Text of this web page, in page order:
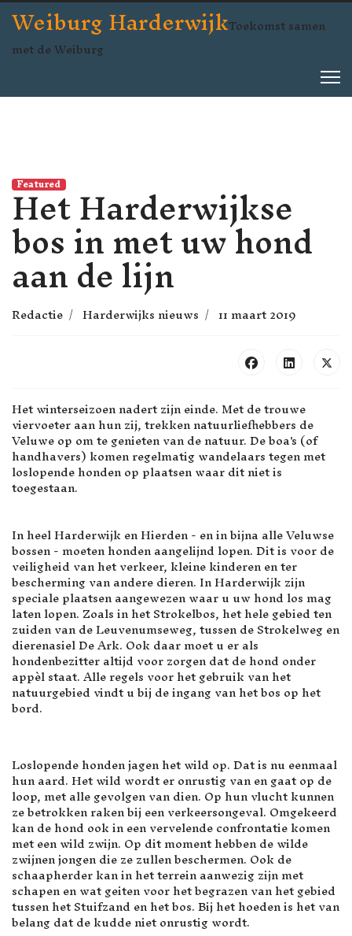
Weiburg HarderwijkToekomst samen
met de Weiburg
Featured
Het Harderwijkse
bos in met uw hond
aan de lijn
Redactie Harderwijks nieuws 11 maart 2019
Het winterseizoen nadert zijn einde. Met de trouwe
viervoeter aan hun zij, trekken natuurliefhebbers de
Veluwe op om te genieten van de natuur. De boa's (of
handhavers) komen regelmatig wandelaars tegen met
loslopende honden op plaatsen waar dit niet is
toegestaan.
In heel Harderwijk en Hierden - en in bijna alle Veluwse
bossen - moeten honden aangelijnd lopen. Dit is voor de
veiligheid van het verkeer, kleine kinderen en ter
bescherming van andere dieren. In Harderwijk zijn
speciale plaatsen aangewezen waar u uw hond los mag
laten lopen. Zoals in het Strokelbos, het hele gebied ten
zuiden van de Leuvenumseweg, tussen de Strokelweg en
dierenasiel De Ark. Ook daar moet u er als
hondenbezitter altijd voor zorgen dat de hond onder
appèl staat. Alle regels voor het gebruik van het
natuurgebied vindt u bij de ingang van het bos op het
bord.
Loslopende honden jagen het wild op. Dat is nu eenmaal
hun aard. Het wild wordt er onrustig van en gaat op de
loop, met alle gevolgen van dien. Op hun vlucht kunnen
ze betrokken raken bij een verkeersongeval. Omgekeerd
kan de hond ook in een vervelende confrontatie komen
met een wild zwijn. Op dit moment hebben de wilde
zwijnen jongen die ze zullen beschermen. Ook de
schaapherder kan in het terrein aanwezig zijn met
schapen en wat geiten voor het begrazen van het gebied
tussen het Stuifzand en het bos. Bij het hoeden is het van
belang dat de kudde niet onrustig wordt.